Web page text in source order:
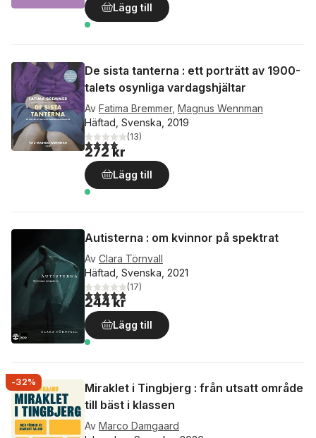
Lägg till
De sista tanterna : ett porträtt av 1900-
talets osynliga vardagshjältar
Av Fatima Bremmer, Magnus Wennman
Häftad, Svenska, 2019
3,9utav 5 stjärnor. Totalt antal röster:
(13)
272 kr
Lägg till
Autisterna : om kvinnor på spektrat
Av Clara Törnvall
Häftad, Svenska, 2021
4,8utav 5 stjärnor. Totalt antal röster:
(17)
244 kr
Lägg till
-32%
Miraklet i Tingbjerg : från utsatt område
till bäst i klassen
Av Marco Damgaard